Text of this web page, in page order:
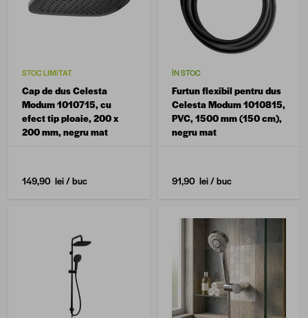
STOC LIMITAT
Cap de dus Celesta
Modum 1010715, cu
efect tip ploaie, 200 x
200 mm, negru mat
149,90 lei/ buc
ÎN STOC
Furtun flexibil pentru dus
Celesta Modum 1010815,
PVC, 1500 mm (150 cm),
negru mat
91,90 lei/ buc